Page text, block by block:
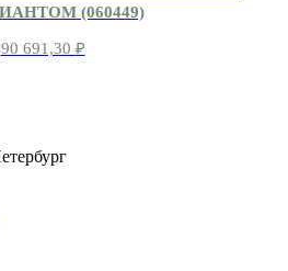
(060449)
90 691,30 ₽